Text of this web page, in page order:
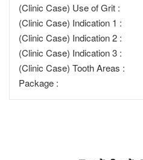
(Clinic Case) Use of Grit :
(Clinic Case) Indication 1 :
(Clinic Case) Indication 2 :
(Clinic Case) Indication 3 :
(Clinic Case) Tooth Areas :
Package :